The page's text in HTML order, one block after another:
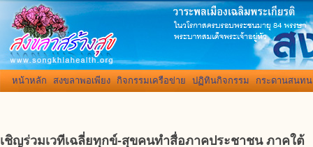
หน้าหลัก สงขลาพอเพียง กิจกรรมเครือข่าย ปฏิทินกิจกรรม กระดานสนท
เชิญร่วมเวทีเฉลี่ยทุกข์-สุขคนทำสื่อภาคประชาชน ภาคใต้